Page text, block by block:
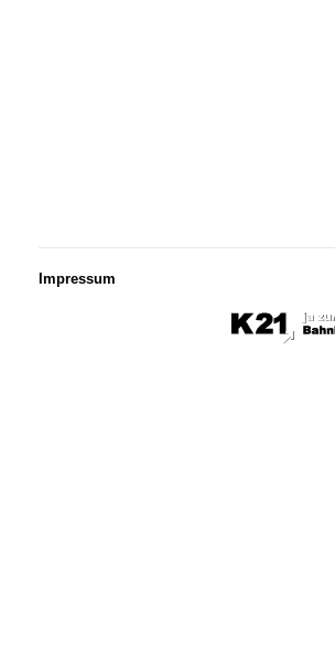
Impressum